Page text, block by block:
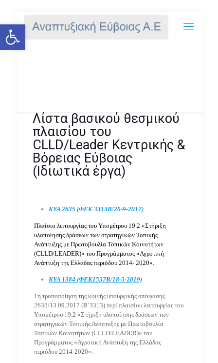
Ανοίξτε τη γραμμή εργαλείων
Λίστα βασικού θεσμικού
πλαισίου του
CLLD/Leader Κεντρικής &
Βόρειας Εύβοιας
(Ιδιωτικά έργα)
ΚΥΑ 2635 (ΦΕΚ 3313Β/20-9-2017)
Πλαίσιο λειτουργίας του Υπομέτρου 19.2 «Στήριξη
υλοποίησης δράσεων των στρατηγικών Τοπικής
Ανάπτυξης με Πρωτοβουλία Τοπικών Κοινοτήτων
(CLLD/LEADER)» του Προγράμματος «Αγροτική
Ανάπτυξη της Ελλάδας περιόδου 2014- 2020».
ΚΥΑ 1384 (ΦΕΚ1557Β/18-5-2019)
1η τροποποίηση της κοινής υπουργικής απόφασης
2635/13.09.2017 (Β’3313) περί πλαισίου λειτουργίας του
Υπομέτρου 19.2 «Στήριξη υλοποίησης δράσεων των
στρατηγικών ΤοπικήςΑνάπτυξης με Πρωτοβουλία
Τοπικών Κοινοτήτων (CLLD/LEADER)» του
Προγράμματος «Αγροτική Ανάπτυξη της Ελλάδας
περιόδου 2014-2020».